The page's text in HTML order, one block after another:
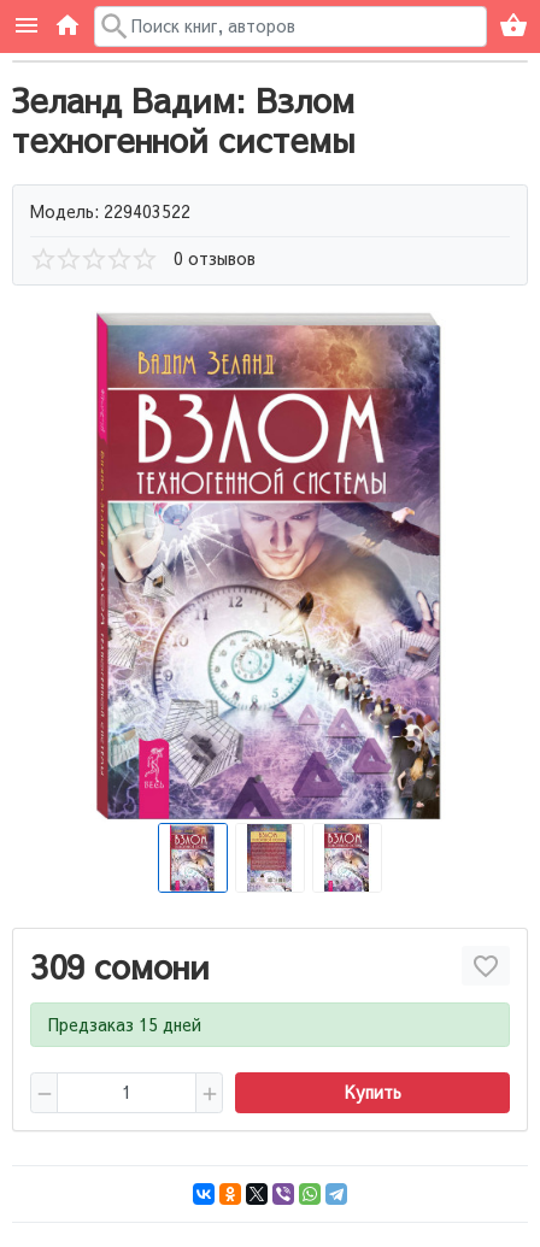
Зеланд Вадим: Взлом
техногенной системы
Модель: 229403522
0 отзывов
309 сомони
Предзаказ 15 дней
Купить